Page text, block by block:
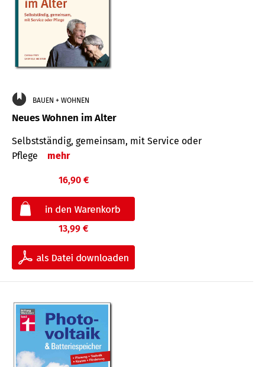
BAUEN + WOHNEN
Neues Wohnen im Alter
Selbstständig, gemeinsam, mit Service oder
Pflege
mehr
16,90 €
13,99 €